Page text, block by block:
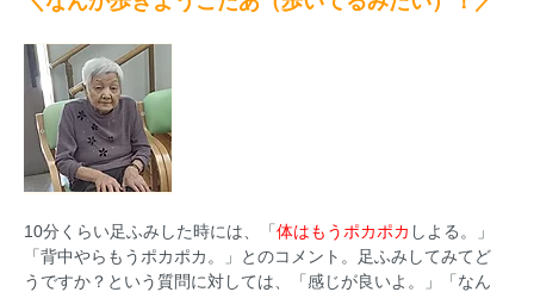
10分くらい足ふみした時には、「 体はもうポカポカ しよる。」
「背中やらもうポカポカ。」とのコメント。足ふみしてみてど
うですか？という質問に対しては、「感じが良いよ。」「なん